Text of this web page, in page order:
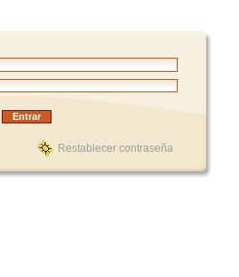
Restablecer contraseña